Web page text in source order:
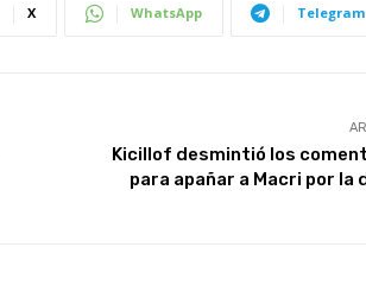
X WhatsApp Telegram
Kicillof desmintió los
para apañar a Macri por la